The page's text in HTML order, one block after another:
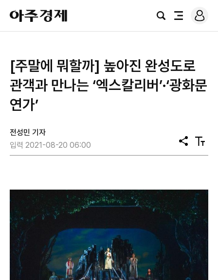
아
주
경
검
전
로
그
[주말에 뭐할까] 높아진 완성도로
관객과 만나는 ‘엑스칼리버’·‘광화문
연가’
전성민 기자
입력 2021-08-20 06:00
공
유
텍
스